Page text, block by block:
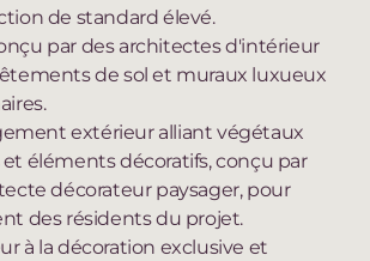
de standard élevé.
par des architectes d'intérieur
de sol et muraux luxueux
extérieur alliant végétaux
éléments décoratifs, conçu par
décorateur paysager, pour
des résidents du projet.
à la décoration exclusive et